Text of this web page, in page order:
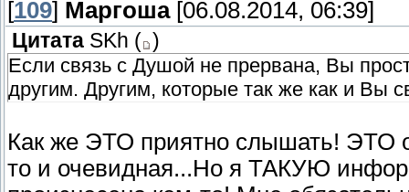
[109] Маргоша[06.08.2014, 06:39]
Цитата SKh ( )
Если связь с Душой не прервана, Вы
другим. Другим, которые так же как и Вы
Как же ЭТО приятно слышать! ЭТО
то и очевидная...Но я ТАКУЮ